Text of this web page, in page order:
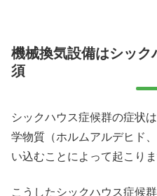
機械換気設備はシッ
須
シックハウス症候群の症状
学物質（ホルムアルデヒド
い込むことによって起こりま
こうしたシックハウス症候